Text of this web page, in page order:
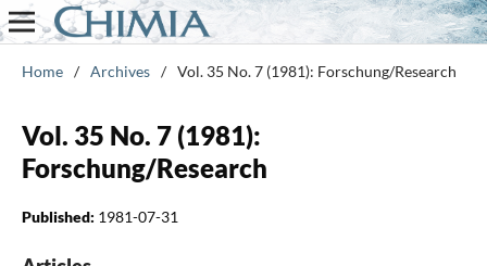
Home / Archives / Vol. 35 No. 7 (1981): Forschung/Research
Vol. 35 No. 7 (1981):
Forschung/Research
Published: 1981-07-31